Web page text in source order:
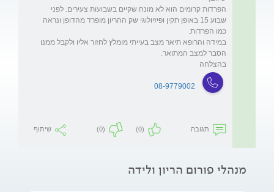
הפרדות קרומים הוא לא מונח שקיים בשבועות צעירים. לפני
שבוע 15 באופן תקין ופיזיולוגי שק ההריון מופרד מהדופן ונראה
במידה והרופא תיאר מצב בעייתי מומלץ לחזור אליו ולקבל ממנו
בהצלחה
08-9779002
תגובה (0)
(0) שיתוף
מנהלי פורום הריון ולידה